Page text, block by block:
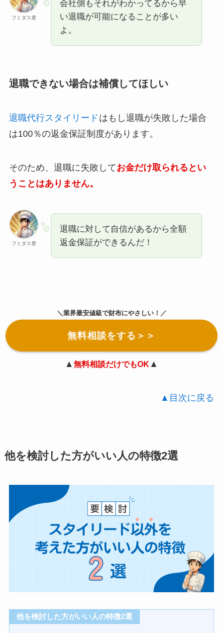
フミダス君
会社側もそれがわかってるから早
い退職が可能になることが多い
よ。
退職できない場合は補償してほしい
退職代行スタイリード はもし退職が失敗した場合
は100％の返金保証制度があります。
そのため、退職に失敗してお金だけ取られるとい
うことはありません。
フミダス君
退職に対して自信があるから全額
返金保証ができるんだ！
＼業界最安値級で財布にやさしい！／
無料相談をする＞＞
▲ 無料相談だけでもOK ▲
▲目次に戻る
他を検討した方がいい人の特徴2選
他を検討した方がいい人の特徴2選